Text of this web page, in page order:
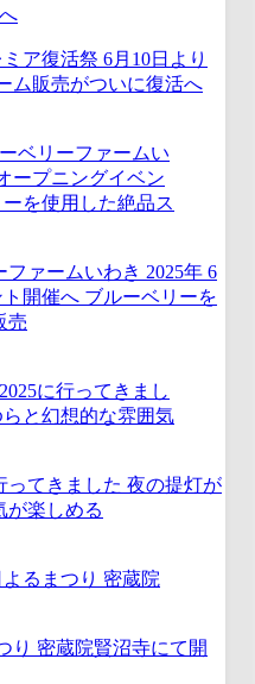
ア復活祭 6月10日より
ム販売がついに復活へ
ァームいわき 2025年 6
開催へ ブルーベリーを
売
ってきました 夜の提灯が
が楽しめる
り 密蔵院賢沼寺にて開